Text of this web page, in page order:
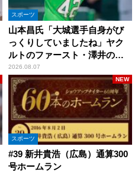
スポーツ
山本昌氏「大城選手自身がび
っくりしていましたね」ヤク
ルトのファースト・澤井の判
断を評価
2026.08.07
スポーツ
#39 新井貴浩（広島）通算300
号ホームラン
NEW